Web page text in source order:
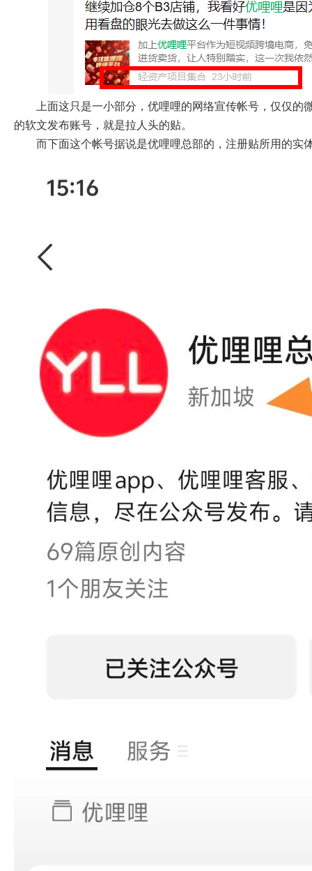
上面这只是一小部分，优哩哩的网络宣传帐号，仅仅的
的软文发布账号，就是拉人头的贴。
而下面这个帐号据说是优哩哩总部的，注册贴所用的实